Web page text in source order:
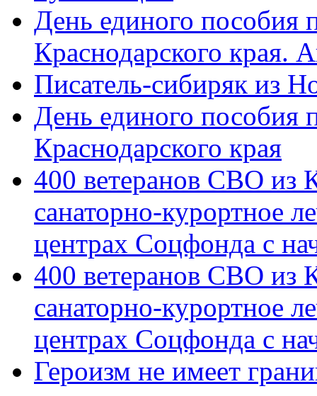
День единого пособия
Краснодарского края.
Писатель-сибиряк из
День единого пособия
Краснодарского края
400 ветеранов СВО из
санаторно-курортное
центрах Соцфонда с
400 ветеранов СВО из
санаторно-курортное
центрах Соцфонда с
Героизм не имеет